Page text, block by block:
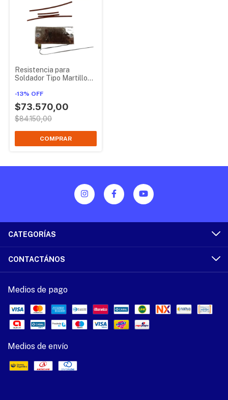
Resistencia para
Soldador Tipo Martillo
-13% OFF
$73.570,00
$84.150,00
CATEGORÍAS
CONTACTÁNOS
Medios de pago
Medios de envío